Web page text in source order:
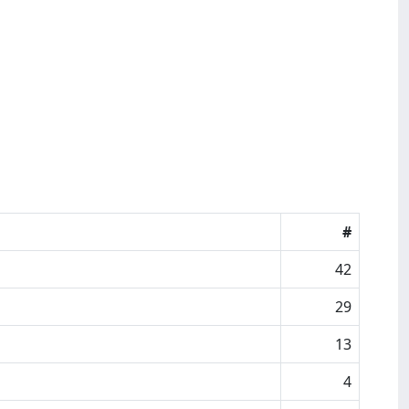
#
42
29
13
4